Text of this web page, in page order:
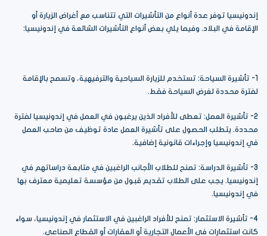
إندونيسيا توفر عدة أنواع من التأشيرات التي تتناسب مع أغراض الزيارة أو
الإقامة في البلاد. وفيما يلي بعض أنواع التأشيرات الشائعة في إندونيسيا:
1- تأشيرة السياحة: تستخدم للزيارة السياحية والترفيهية، وتسمح بالإقامة
لفترة محددة لغرض السياحة فقط.
2- تأشيرة العمل: تعطى للأفراد الذين يرغبون في العمل في إندونيسيا لفترة
محددة. يتطلب الحصول على تأشيرة العمل عادة توظيف من صاحب العمل
في إندونيسيا وإجراءات قانونية إضافية.
3- تأشيرة الدراسة: تمنح للطلاب الأجانب الراغبين في متابعة دراساتهم في
إندونيسيا. يجب على الطلاب تقديم قبول من مؤسسة تعليمية معترف بها
في إندونيسيا.
4- تأشيرة الاستثمار: تمنح للأفراد الراغبين في الاستثمار في إندونيسيا، سواء
كانت استثمارات في الأعمال التجارية أو العقارات أو القطاع الصناعي.